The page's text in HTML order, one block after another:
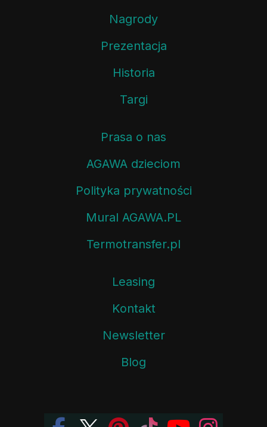
Nagrody
Prezentacja
Historia
Targi
Prasa o nas
AGAWA dzieciom
Polityka prywatności
Mural AGAWA.PL
Termotransfer.pl
Leasing
Kontakt
Newsletter
Blog